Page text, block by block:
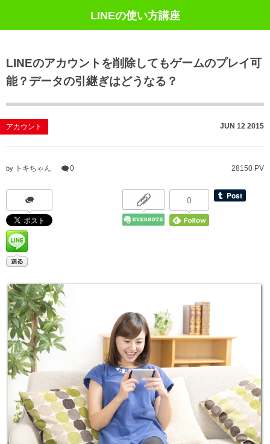
LINEの使い方講座
LINEのアカウントを削除してもゲームのプレイ可
能？データの引継ぎはどうなる？
アカウント JUN 12 2015
by トキちゃん 0 28150 PV
0